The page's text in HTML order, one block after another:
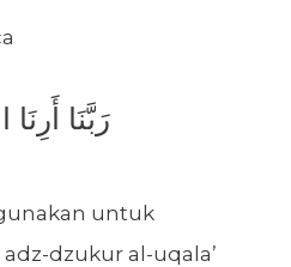
رَبَّنَا أَرِنَا
dzukur al-uqala’